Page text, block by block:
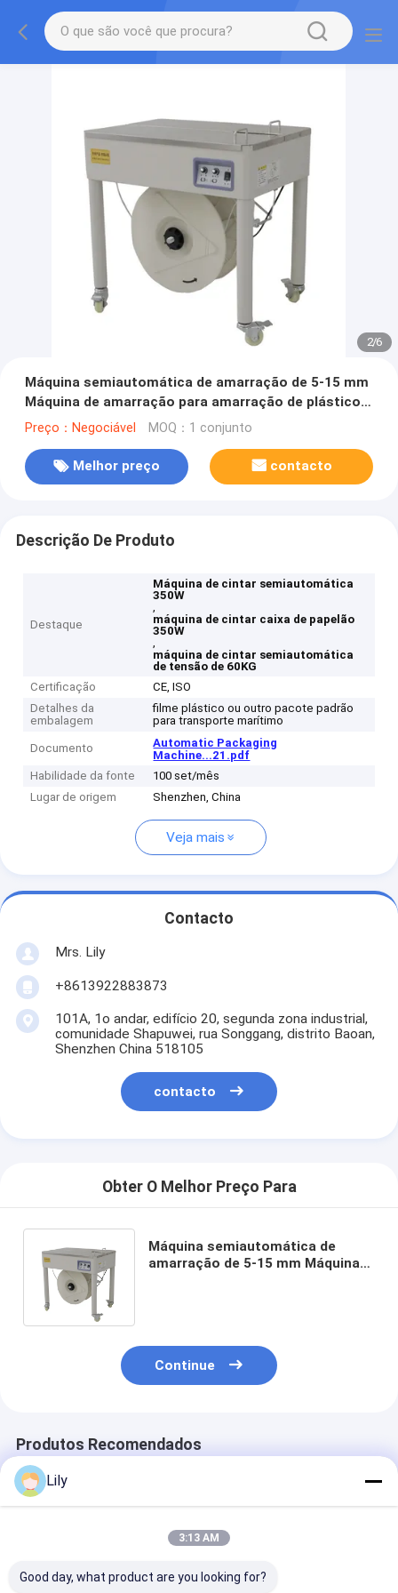
2/6
Máquina semiautomática de amarração de 5-15 mm
Máquina de amarração para amarração de plástico
PP PET
Preço：Negociável MOQ：1 conjunto
Melhor preço contacto
Descrição De Produto
Destaque
Máquina de cintar semiautomática
350W
,
máquina de cintar caixa de papelão
350W
,
máquina de cintar semiautomática
de tensão de 60KG
Certificação
CE, ISO
Detalhes da
embalagem
filme plástico ou outro pacote padrão
para transporte marítimo
Documento
Automatic Packaging
Machine...21.pdf
Habilidade da fonte
100 set/mês
Lugar de origem
Shenzhen, China
Veja mais
Contacto
Mrs. Lily
+8613922883873
101A, 1o andar, edifício 20, segunda zona industrial,
comunidade Shapuwei, rua Songgang, distrito Baoan,
Shenzhen China 518105
contacto
Obter O Melhor Preço Para
Máquina semiautomática de
amarração de 5-15 mm Máquina
Continue
Produtos Recomendados
Lily
3:13 AM
Good day, what product are you looking for?